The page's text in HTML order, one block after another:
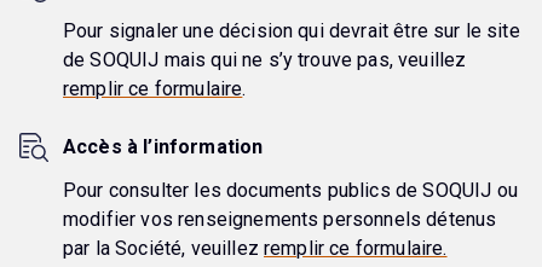
Pour signaler une décision qui devrait être sur le site
de SOQUIJ mais qui ne s’y trouve pas, veuillez
remplir ce formulaire.
Accès à l’information
Pour consulter les documents publics de SOQUIJ ou
modifier vos renseignements personnels détenus
par la Société, veuillezremplir ce formulaire.